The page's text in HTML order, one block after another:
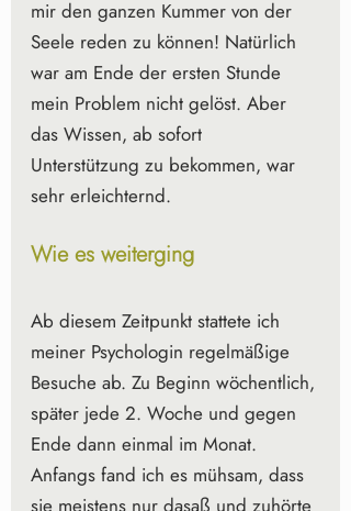
mir den ganzen Kummer von der
Seele reden zu können! Natürlich
war am Ende der ersten Stunde
mein Problem nicht gelöst. Aber
das Wissen, ab sofort
Unterstützung zu bekommen, war
sehr erleichternd.
Wie es weiterging
Ab diesem Zeitpunkt stattete ich
meiner Psychologin regelmäßige
Besuche ab. Zu Beginn wöchentlich,
später jede 2. Woche und gegen
Ende dann einmal im Monat.
Anfangs fand ich es mühsam, dass